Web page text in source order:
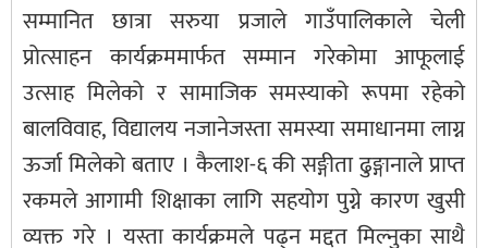
सम्मानित छात्रा सरुया प्रजाले गाउँपालिकाले चेली
प्रोत्साहन कार्यक्रममार्फत सम्मान गरेकोमा आफूलाई
उत्साह मिलेको र सामाजिक समस्याको रूपमा रहेको
बालविवाह, विद्यालय नजानेजस्ता समस्या समाधानमा लाग्न
ऊर्जा मिलेको बताए । कैलाश-६ की सङ्गीता ढुङ्गानाले प्राप्त
रकमले आगामी शिक्षाका लागि सहयोग पुग्ने कारण खुसी
व्यक्त गरे । यस्ता कार्यक्रमले पढ्न मद्दत मिल्नुका साथै